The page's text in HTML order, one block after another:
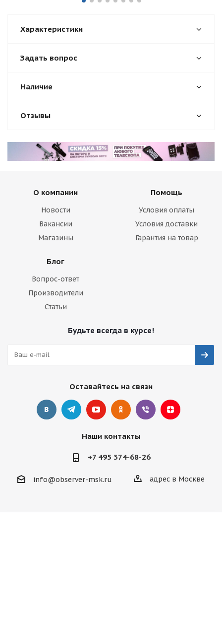
Характеристики
Задать вопрос
Наличие
Отзывы
О компании
Новости
Вакансии
Магазины
Помощь
Условия оплаты
Условия доставки
Гарантия на товар
Блог
Вопрос-ответ
Производители
Статьи
Будьте всегда в курсе!
Оставайтесь на связи
Наши контакты
+7 495 374-68-26
info@observer-msk.ru адрес в Москве